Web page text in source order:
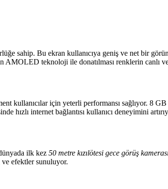
sahip. Bu ekran kullanıcıya geniş ve net bir
teknoloji ile donatılması renklerin canlı
kullanıcılar için yeterli performansı sağlıyor. 8
hızlı internet bağlantısı kullanıcı deneyimini
ilk kez 50 metre kızılötesi gece görüş
ve efektler sunuluyor.